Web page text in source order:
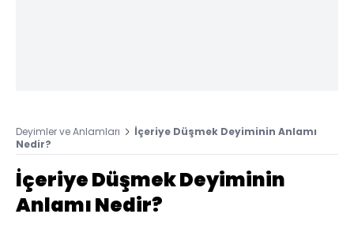
Deyimler ve Anlamları
İçeriye Düşmek Deyiminin Anlamı
Nedir?
İçeriye Düşmek Deyiminin
Anlamı Nedir?